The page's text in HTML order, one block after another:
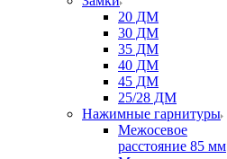
20 ДМ
30 ДМ
35 ДМ
40 ДМ
45 ДМ
25/28 ДМ
Нажимные гарнитуры
Межосевое
расстояние 85 мм